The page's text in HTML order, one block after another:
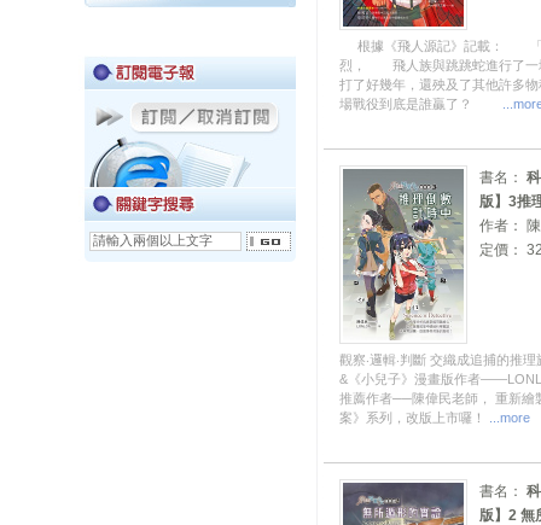
根據《飛人源記》記載： 「
烈， 飛人族與跳跳蛇進行了
打了好幾年，還殃及了其他許
場戰役到底是誰贏了？
書名：
版】3推
作者：
定價：
觀察‧邏輯‧判斷 交織成追捕的推
&《小兒子》漫畫版作者
推薦作者──陳偉民老師， 重新繪
案》系列，改版上市囉！
...more
書名：
版】2 無